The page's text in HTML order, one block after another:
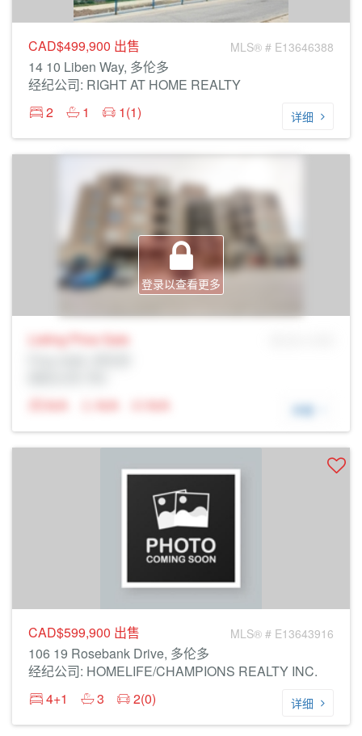
CAD$499,900 出售 MLS® # E13646388
14 10 Liben Way, 多伦多
经纪公司: RIGHT AT HOME REALTY
2
1 1(1) 详细
登录以查看更多
Listing Price Sale
N/A
N/A N/A 详细
CAD$599,900 出售 MLS® # E13643916
106 19 Rosebank Drive, 多伦多
经纪公司: HOMELIFE/CHAMPIONS REALTY INC.
4+1
3 2(0) 详细